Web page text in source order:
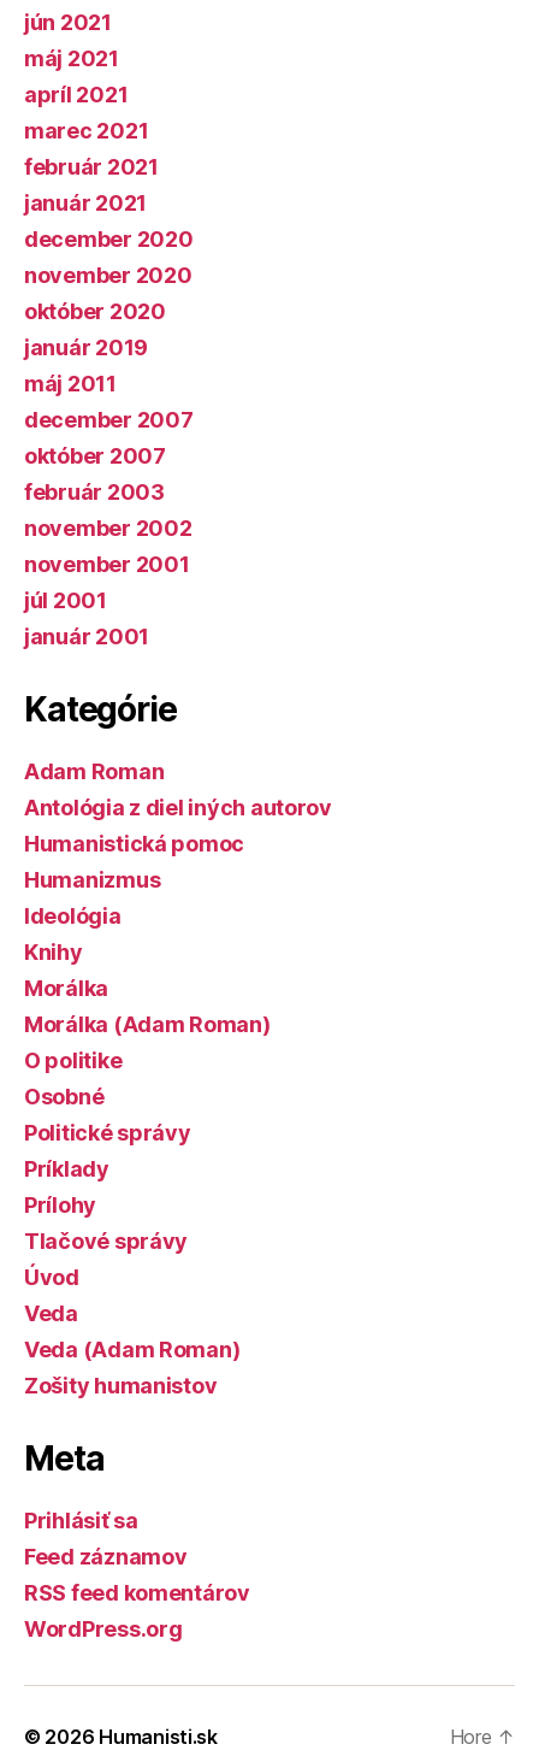
jún 2021
máj 2021
apríl 2021
marec 2021
február 2021
január 2021
december 2020
november 2020
október 2020
január 2019
máj 2011
december 2007
október 2007
február 2003
november 2002
november 2001
júl 2001
január 2001
Kategórie
Adam Roman
Antológia z diel iných autorov
Humanistická pomoc
Humanizmus
Ideológia
Knihy
Morálka
Morálka (Adam Roman)
O politike
Osobné
Politické správy
Príklady
Prílohy
Tlačové správy
Úvod
Veda
Veda (Adam Roman)
Zošity humanistov
Meta
Prihlásiť sa
Feed záznamov
RSS feed komentárov
WordPress.org
© 2026 Humanisti.sk Hore ↑